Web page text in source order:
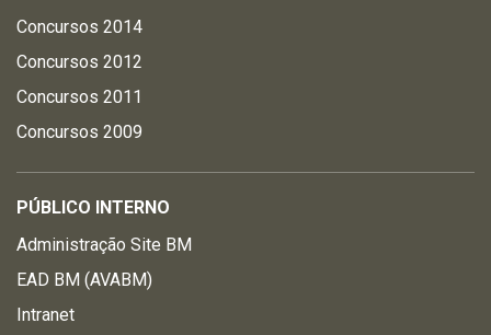
Concursos 2014
Concursos 2012
Concursos 2011
Concursos 2009
PÚBLICO INTERNO
Administração Site BM
EAD BM (AVABM)
Intranet